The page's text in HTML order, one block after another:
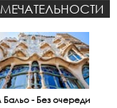
- Без очереди